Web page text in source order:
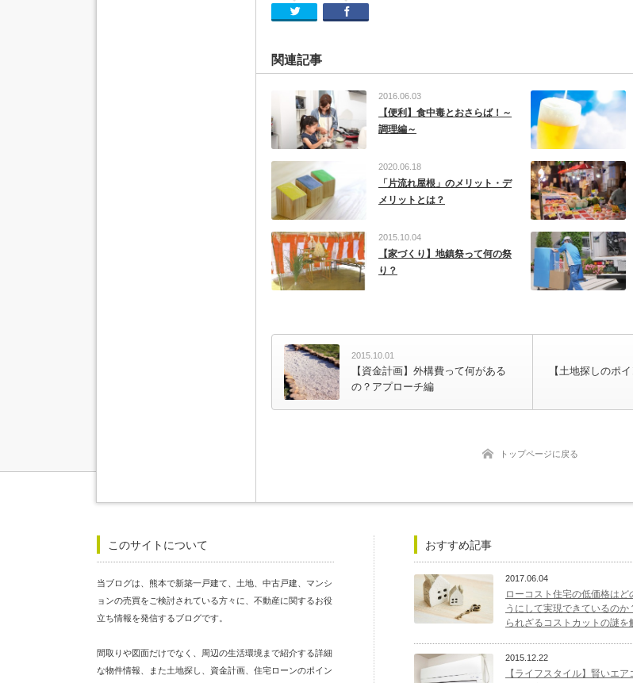
Twitter
関連記事
2016.06.03
【便利】食中毒とおさらば！～
調理編～
2020.06.18
「片流れ屋根」のメリット・デ
メリットとは？
2015.10.04
【家づくり】地鎮祭って何の祭
り？
2015.10.01
【資金計画】外構費って何がある
の？アプローチ編
【土地探しのポ
トップページに戻る
このサイトについて
当ブログは、熊本で新築一戸建て、土地、中古戸建、マンシ
ョンの売買をご検討されている方々に、不動産に関するお役
立ち情報を発信するブログです。
間取りや図面だけでなく、周辺の生活環境まで紹介する詳細
な物件情報、また土地探し、資金計画、住宅ローンのポイン
おすすめ記事
2017.06.04
ローコスト住宅の低価格はど
うにして実現できているのか
られざるコストカットの謎を
2015.12.22
【ライフスタイル】賢いエア